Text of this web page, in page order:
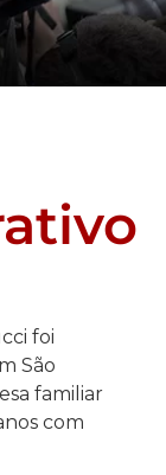
foi
São
familiar
com